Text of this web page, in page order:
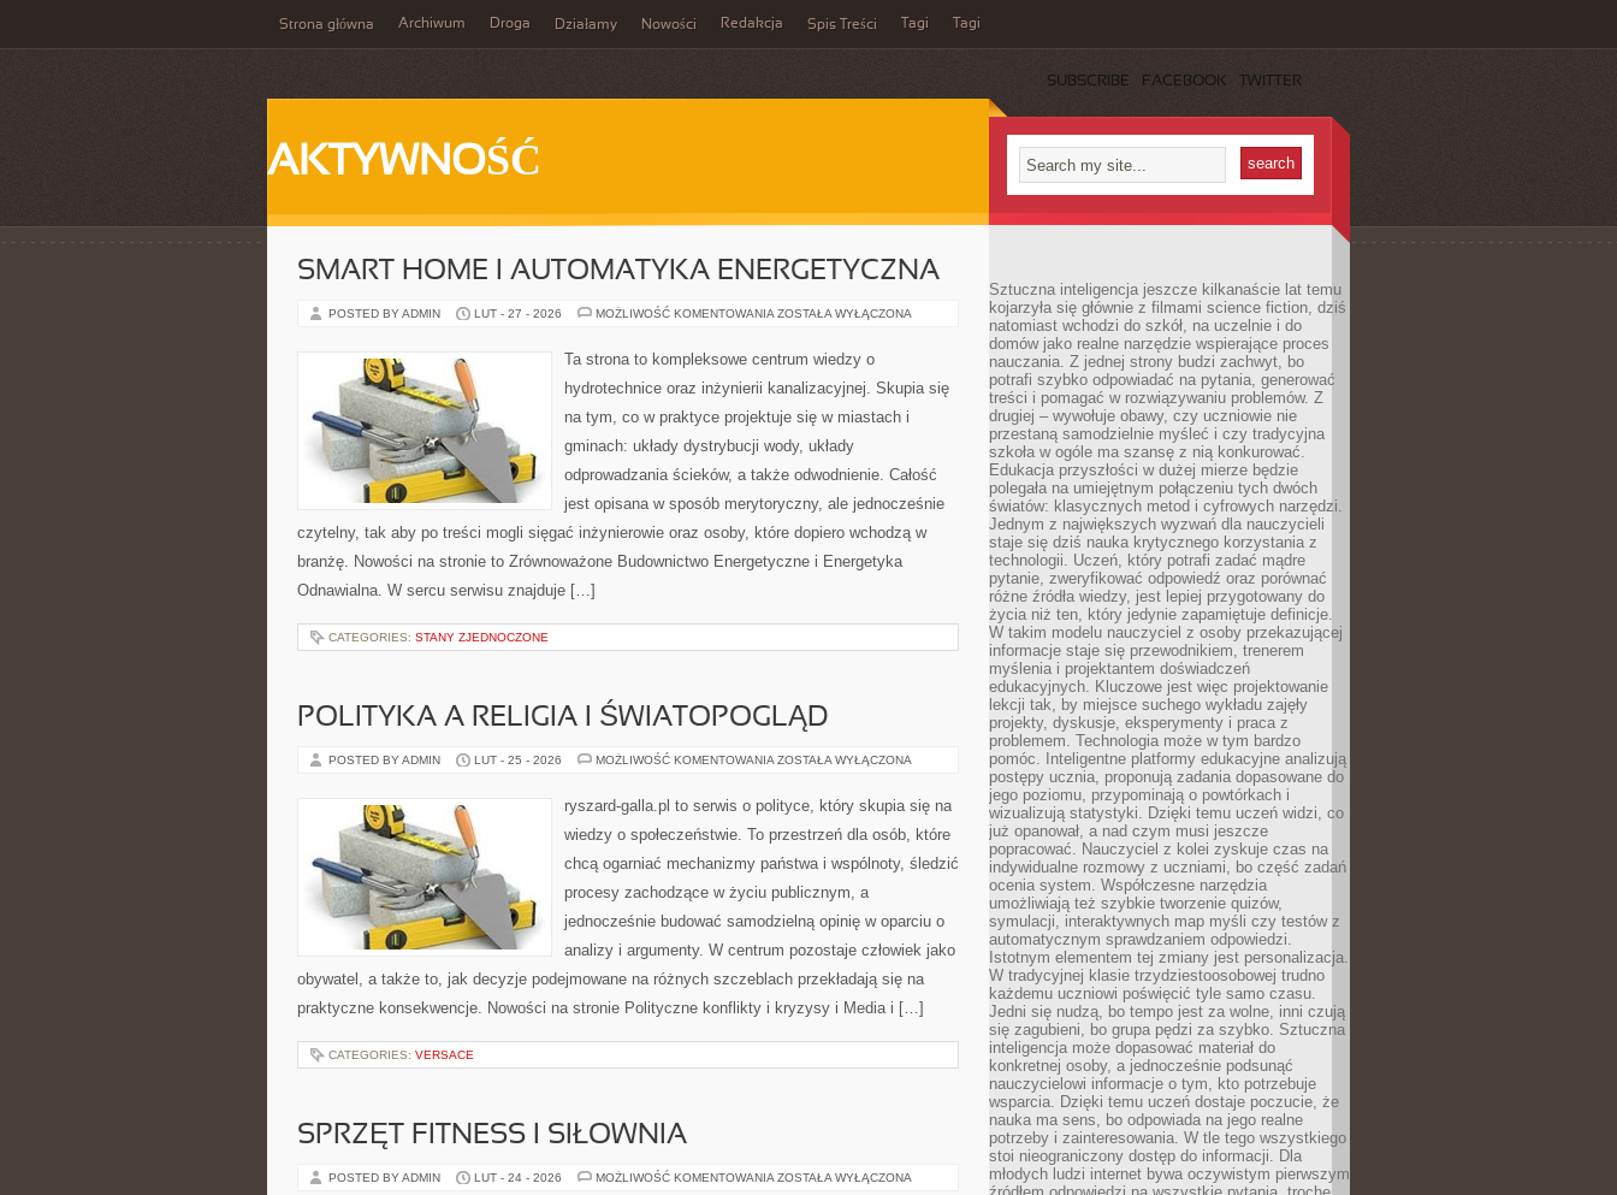
Strona główna Archiwum Droga Działamy Nowości Redakcja Spis Treści Tagi Tagi
SUBSCRIBE FACEBOOK TWITTER
AKTYWNOŚĆ
SMART HOME I AUTOMATYKA ENERGETYCZNA
POSTED BY ADMIN LUT - 27 - 2026 MOŻLIWOŚĆ KOMENTOWANIA SMART
AUTOMATYKA
ENERGETYCZNA
ZOSTAŁA WYŁĄCZONA
Ta strona to kompleksowe centrum wiedzy o
hydrotechnice oraz inżynierii kanalizacyjnej. Skupia się
na tym, co w praktyce projektuje się w miastach i
gminach: układy dystrybucji wody, układy
odprowadzania ścieków, a także odwodnienie. Całość
jest opisana w sposób merytoryczny, ale jednocześnie
czytelny, tak aby po treści mogli sięgać inżynierowie oraz osoby, które dopiero wchodzą w
branżę. Nowości na stronie to Zrównoważone Budownictwo Energetyczne i Energetyka
Odnawialna. W sercu serwisu znajduje […]
CATEGORIES: STANY ZJEDNOCZONE
POLITYKA A RELIGIA I ŚWIATOPOGLĄD
POSTED BY ADMIN LUT - 25 - 2026 MOŻLIWOŚĆ KOMENTOWANIA POLITYKA
I
ŚWIATOPOGLĄD
ZOSTAŁA WYŁĄCZONA
ryszard-galla.pl to serwis o polityce, który skupia się na
wiedzy o społeczeństwie. To przestrzeń dla osób, które
chcą ogarniać mechanizmy państwa i wspólnoty, śledzić
procesy zachodzące w życiu publicznym, a
jednocześnie budować samodzielną opinię w oparciu o
analizy i argumenty. W centrum pozostaje człowiek jako
obywatel, a także to, jak decyzje podejmowane na różnych szczeblach przekładają się na
praktyczne konsekwencje. Nowości na stronie Polityczne konflikty i kryzysy i Media i […]
CATEGORIES: VERSACE
SPRZĘT FITNESS I SIŁOWNIA
POSTED BY ADMIN LUT - 24 - 2026 MOŻLIWOŚĆ KOMENTOWANIA SPRZĘT
ZOSTAŁA WYŁĄCZONA
Sztuczna inteligencja jeszcze kilkanaście lat temu
kojarzyła się głównie z filmami science fiction, dziś
natomiast wchodzi do szkół, na uczelnie i do
domów jako realne narzędzie wspierające proces
nauczania. Z jednej strony budzi zachwyt, bo
potrafi szybko odpowiadać na pytania, generować
treści i pomagać w rozwiązywaniu problemów. Z
drugiej – wywołuje obawy, czy uczniowie nie
przestaną samodzielnie myśleć i czy tradycyjna
szkoła w ogóle ma szansę z nią konkurować.
Edukacja przyszłości w dużej mierze będzie
polegała na umiejętnym połączeniu tych dwóch
światów: klasycznych metod i cyfrowych narzędzi.
Jednym z największych wyzwań dla nauczycieli
staje się dziś nauka krytycznego korzystania z
technologii. Uczeń, który potrafi zadać mądre
pytanie, zweryfikować odpowiedź oraz porównać
różne źródła wiedzy, jest lepiej przygotowany do
życia niż ten, który jedynie zapamiętuje definicje.
W takim modelu nauczyciel z osoby przekazującej
informacje staje się przewodnikiem, trenerem
myślenia i projektantem doświadczeń
edukacyjnych. Kluczowe jest więc projektowanie
lekcji tak, by miejsce suchego wykładu zajęły
projekty, dyskusje, eksperymenty i praca z
problemem. Technologia może w tym bardzo
pomóc. Inteligentne platformy edukacyjne analizują
postępy ucznia, proponują zadania dopasowane do
jego poziomu, przypominają o powtórkach i
wizualizują statystyki. Dzięki temu uczeń widzi, co
już opanował, a nad czym musi jeszcze
popracować. Nauczyciel z kolei zyskuje czas na
indywidualne rozmowy z uczniami, bo część zadań
ocenia system. Współczesne narzędzia
umożliwiają też szybkie tworzenie quizów,
symulacji, interaktywnych map myśli czy testów z
automatycznym sprawdzaniem odpowiedzi.
Istotnym elementem tej zmiany jest personalizacja.
W tradycyjnej klasie trzydziestoosobowej trudno
każdemu uczniowi poświęcić tyle samo czasu.
Jedni się nudzą, bo tempo jest za wolne, inni czują
się zagubieni, bo grupa pędzi za szybko. Sztuczna
inteligencja może dopasować materiał do
konkretnej osoby, a jednocześnie podsunąć
nauczycielowi informacje o tym, kto potrzebuje
wsparcia. Dzięki temu uczeń dostaje poczucie, że
nauka ma sens, bo odpowiada na jego realne
potrzeby i zainteresowania. W tle tego wszystkiego
stoi nieograniczony dostęp do informacji. Dla
młodych ludzi internet bywa oczywistym pierwszym